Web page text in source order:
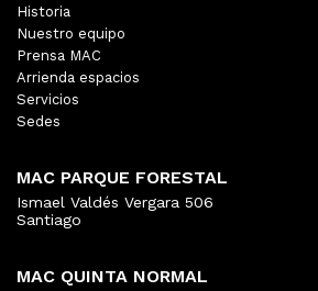
Historia
Nuestro equipo
Prensa MAC
Arrienda espacios
Servicios
Sedes
MAC PARQUE FORESTAL
Ismael Valdés Vergara 506
Santiago
MAC QUINTA NORMAL